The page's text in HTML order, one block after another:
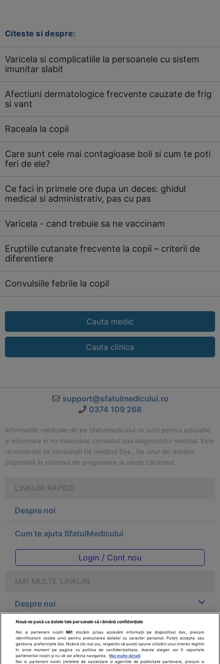
Citeste si despre:
Varicela si complicatiile la persoanele cu sistem
imunitar slabit
Afectiuni dermatologice frecvente cauzate de frig
si vant
Raceala la copii
Care sunt cele mai contagioase boli si cum te poti
feri de ele?
Ce faci in primele ore dupa un deces: ghidul
medical si administrativ, pas cu pas
Varicela - cand trebuie sa ne vaccinam
Eruptiile cutanate frecvente la copii – criterii de
diferentiere
Convulsiile febrile la copil
Cauta medic
Cauta clinica
support@sfatulmedicului.ro
0374 109 268
Informatiile medicale de pe sfatulmedicului.ro sunt pentru educatie
si informare si nu inlocuiesc consultul sau diagnosticul medical. Este
recomandat sa consultati fie medicul Dvs., fie unul din medicii
disponibili in sistemul de programare la medic Clickmed.
LINKURI RAPIDE
Despre noi
Cum te ajuta SfatulMedicului
Login / Cont nou
MAI MULTE LINKURI
Despre noi
Legal
Drepturile consumatorului
Nouă ne pasă ca datele tale personale să rămână confidențiale
Noi și partenerii noștri961
stocăm și/sau accesăm informații pe dispozitivul dvs., precum
identificatorii cookie unici pentru prelucrarea datelor cu caracter personal. Puteți accepta sau
gestiona preferințele dvs. făcând clic mai jos, respectiv vă puteți opune utilizării unui interes legitim
în orice moment pe pagina cu politica de confidențialitate. Aceste alegeri vor fi raportate
partenerilor noștri și nu vă vor afecta navigarea.
Mai multe detalii
Noi si partenerii nostri (retelele de socializare si agentiile de publicitate partenere, precum si